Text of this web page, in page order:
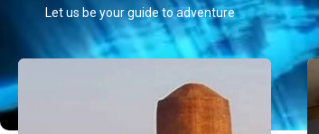
Let us be your guide to adventure